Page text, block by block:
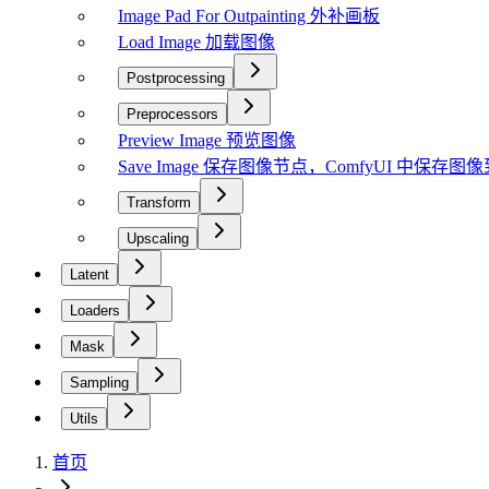
Image Pad For Outpainting 外补画板
Load Image 加载图像
Postprocessing
Preprocessors
Preview Image 预览图像
Save Image 保存图像节点，ComfyUI 中保存图
Transform
Upscaling
Latent
Loaders
Mask
Sampling
Utils
首页